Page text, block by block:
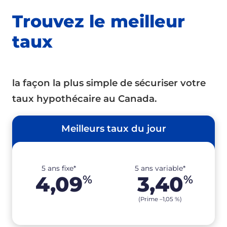
Meilleurs taux du jour
5 ans fixe*
4,09%
5 ans variable*
3,40%
(Prime –1,05 %)
Trouvez le meilleur
taux
la façon la plus simple de sécuriser votre
taux hypothécaire au Canada.